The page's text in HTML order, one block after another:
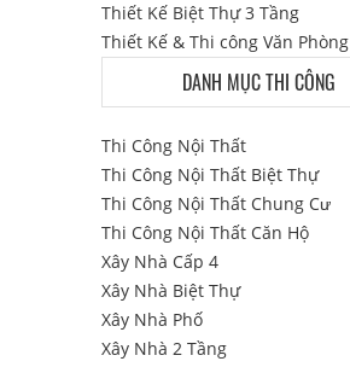
Thiết Kế Biệt Thự 3 Tầng
Thiết Kế & Thi công Văn Phòng
DANH MỤC THI CÔNG
Thi Công Nội Thất
Thi Công Nội Thất Biệt Thự
Thi Công Nội Thất Chung Cư
Thi Công Nội Thất Căn Hộ
Xây Nhà Cấp 4
Xây Nhà Biệt Thự
Xây Nhà Phố
Xây Nhà 2 Tầng